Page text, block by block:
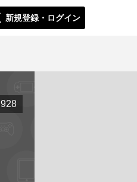
新規登録・ログイン
928